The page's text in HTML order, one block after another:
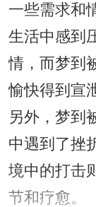
一些需求和
生活中感到
情，而梦到
愉快得到宣
另外，梦到
中遇到了挫
境中的打击
节和疗愈。